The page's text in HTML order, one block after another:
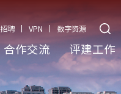
招聘 VPN 数字资源
合作交流 评建工作